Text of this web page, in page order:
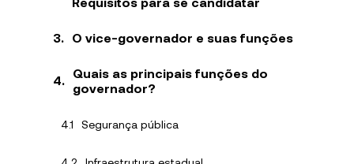
O vice-governador e suas funções
Quais as principais funções do
governador?
Segurança pública